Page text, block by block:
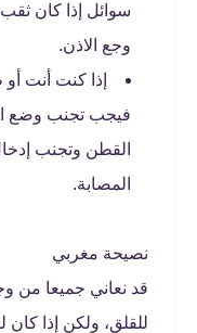
سوائل إذا كان
وجع الاذن.
إذا كنت أنت
فيجب تجنب وضع
القطن وتجنب
المصابة.
نصيحة مغربي
قد نعاني جميعا من
للقلق، ولكن إذا كان